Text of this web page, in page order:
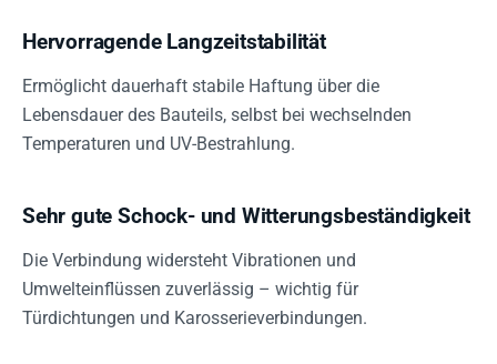
Hervorragende Langzeitstabilität
Ermöglicht dauerhaft stabile Haftung über die
Lebensdauer des Bauteils, selbst bei wechselnden
Temperaturen und UV-Bestrahlung.
Sehr gute Schock- und Witterungsbeständigkeit
Die Verbindung widersteht Vibrationen und
Umwelteinflüssen zuverlässig – wichtig für
Türdichtungen und Karosserieverbindungen.